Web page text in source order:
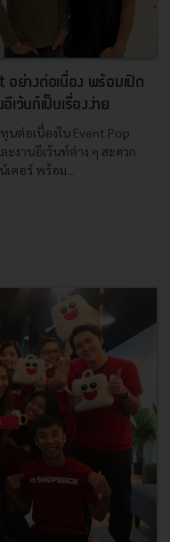
ย่างต่อเนื่อง พร้อมเปิด
เว้นท์เป็นเรื่องง่าย
นต่อเนื่องใน Event Pop
งานอีเว้นท์ต่าง ๆ สะดวก
ตอร์ พร้อม...